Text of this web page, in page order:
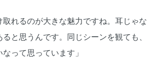
れるのが大きな魅力ですね。耳じゃな
と思うんです。同じシーンを観ても、
って思っています」